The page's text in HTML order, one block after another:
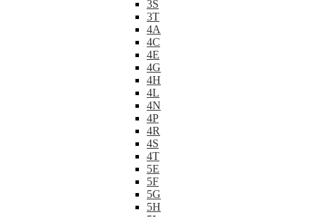
3S
3T
4A
4C
4E
4G
4H
4L
4N
4P
4R
4S
4T
5E
5F
5G
5H